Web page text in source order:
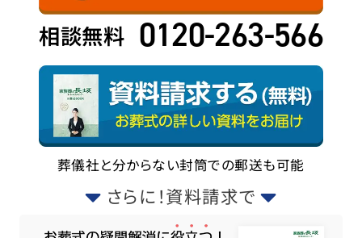
相談無料 0120-263-566
葬儀社と分からない封筒での郵送も可能
さらに！資料請求で